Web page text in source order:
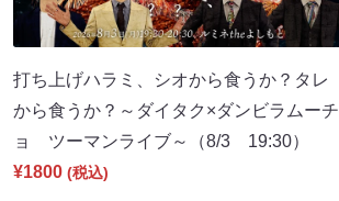
打ち上げハラミ、シオから食うか？タレ
から食うか？～ダイタク×ダンビラムーチ
ョ ツーマンライブ～（8/3 19:30）
¥1800 (税込)